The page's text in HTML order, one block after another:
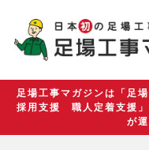
足場工事マガジンは「足
採用支援 職人定着支援」
が